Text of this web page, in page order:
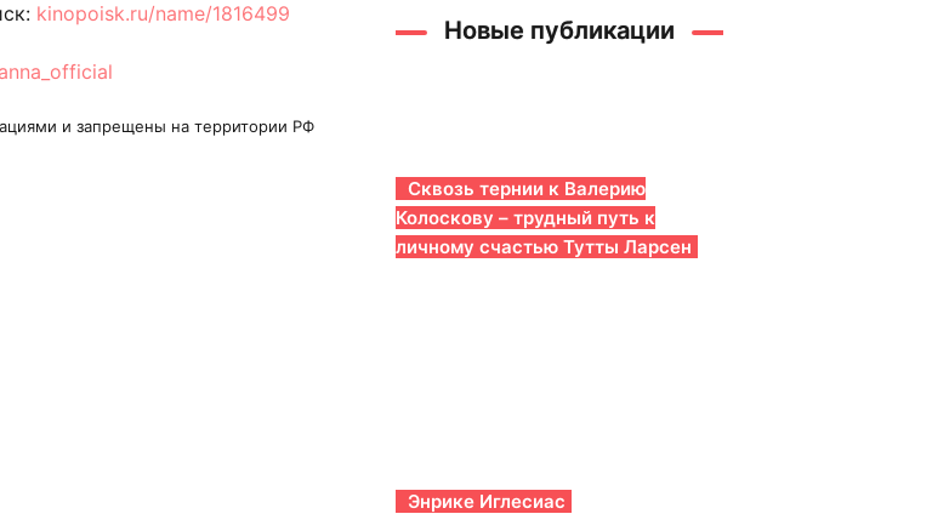
kinopoisk.ru/name/1816499
и запрещены на территории РФ
Новые публикации
Сквозь тернии к Валерию
Колоскову – трудный путь к
личному счастью Тутты Ларсен
Энрике Иглесиас